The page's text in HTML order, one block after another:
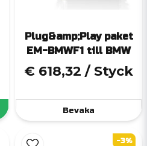
Plug&amp;Play paket
EM-BMWF1 till BMW
€ 618,32 / Styck
Bevaka
-3%